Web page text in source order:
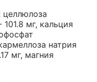
целлюлоза
мг, кальция
натрия
мг, магния